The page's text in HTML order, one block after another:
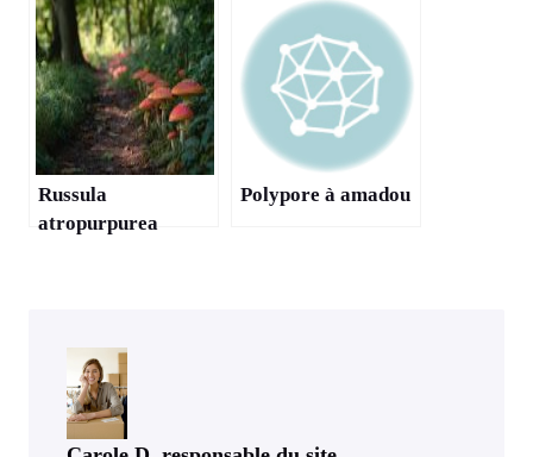
Russula
atropurpurea
Polypore à amadou